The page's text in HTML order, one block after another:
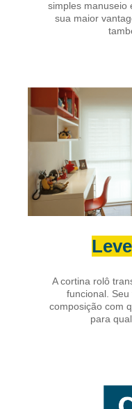
simples manuseio
sua maior
A cortina rolô
funcional.
composição com
para